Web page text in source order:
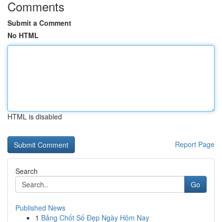
Comments
Submit a Comment
No HTML
HTML is disabled
Report Page
Search
Go
Published News
1 Bảng Chốt Số Đẹp Ngày Hôm Nay